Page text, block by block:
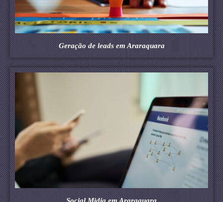
Geração de leads em Araraquara